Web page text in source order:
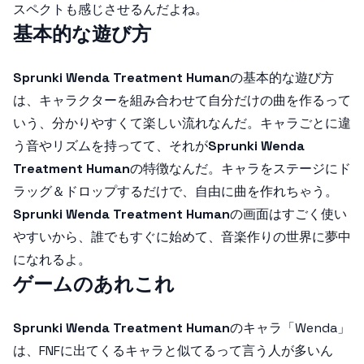
スペクトも感じさせるんだよね。
基本的な遊び方
Sprunki Wenda Treatment Humanの基本的な遊び方
は、キャラクターを組み合わせて自分だけの曲を作るって
いう、分かりやすくて楽しい流れなんだ。キャラごとに違
う音やリズムを持ってて、それがSprunki Wenda
Treatment Humanの特徴なんだ。キャラをステージにド
ラッグ＆ドロップするだけで、自由に曲を作れちゃう。
Sprunki Wenda Treatment Humanの画面はすごく使い
やすいから、誰でもすぐに始めて、音楽作りの世界に夢中
になれるよ。
ゲームのあれこれ
Sprunki Wenda Treatment Humanのキャラ「Wenda」
は、FNFに出てくるキャラと似てるって言う人が多いん